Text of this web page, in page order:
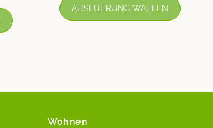
AUSFÜHRUNG WÄHLEN
Wohnen